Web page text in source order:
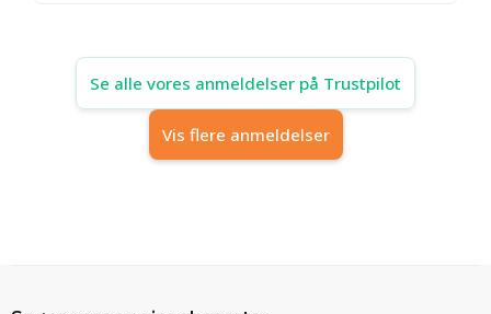
Se alle vores anmeldelser på Trustpilot
Vis flere anmeldelser